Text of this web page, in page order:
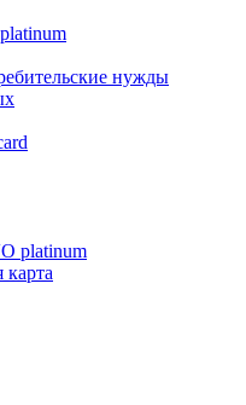
нужды
platinum
карта